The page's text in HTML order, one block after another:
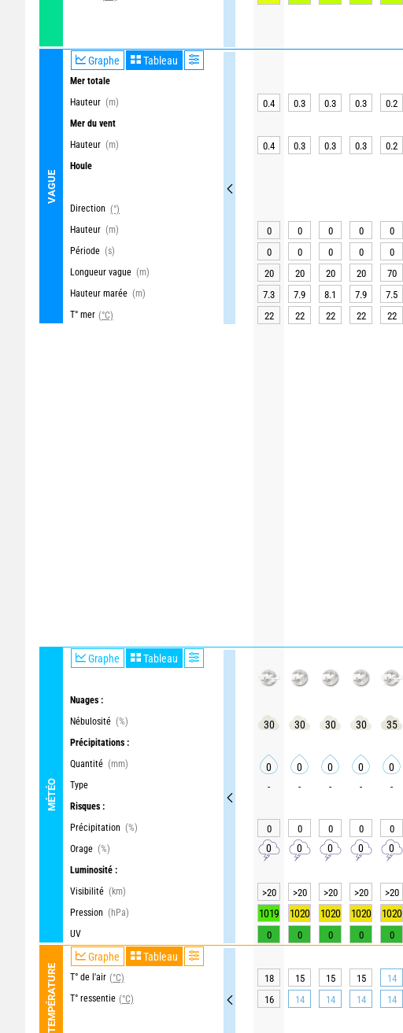
VAGUE
Graphe Tableau
Mer totale
Hauteur (m)
Mer du vent
Hauteur (m)
Houle
Direction (°)
Hauteur (m)
Période (s)
Longueur vague (m)
Hauteur marée (m)
T° mer (°C)
MÉTÉO
Graphe Tableau
Nuages :
Nébulosité (%)
Précipitations :
Quantité (mm)
Type
Risques :
Précipitation (%)
Orage (%)
Luminosité :
Visibilité (km)
Pression (hPa)
UV
TEMPÉRATURE
Graphe Tableau
T° de l'air (°C)
T° ressentie (°C)
0.4 0.3 0.3 0.3 0.2
0.4 0.3 0.3 0.3 0.2
0 0 0 0 0
0
0 0 0 0
20
20 20 20 70
7.3
7.9 8.1 7.9 7.5
22
22 22 22 22
30 30 30 30 35
0 0 0 0 0
- - - - -
0 0 0 0 0
0 0 0 0 0
>20 >20 >20 >20 >20
1019 1020 1020 1020 1020
0 0 0 0 0
18 15 15 15 14
16
14 14 14 14